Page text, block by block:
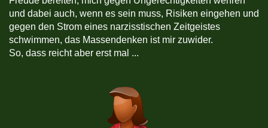
und dabei auch, wenn es sein muss, Risiken eingehen und
gegen den Strom eines narzisstischen Zeitgeistes
schwimmen, das Massendenken ist mir zuwider.
So, dass reicht aber erst mal ...